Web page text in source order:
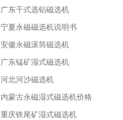
广东干式选铝磁选机
宁夏永磁磁选机说明书
安徽永磁滚筒磁选机
广东锰矿湿式磁选机
河北河沙磁选机
内蒙古永磁湿式磁选机价格
重庆铁尾矿湿式磁选机